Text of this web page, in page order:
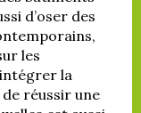
d’oser des
les
la
réussir une